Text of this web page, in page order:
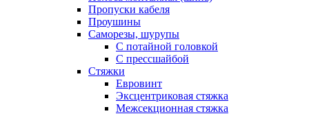
Пропуски кабеля
Проушины
Саморезы, шурупы
С потайной головкой
С прессшайбой
Стяжки
Евровинт
Эксцентриковая стяжка
Межсекционная стяжка